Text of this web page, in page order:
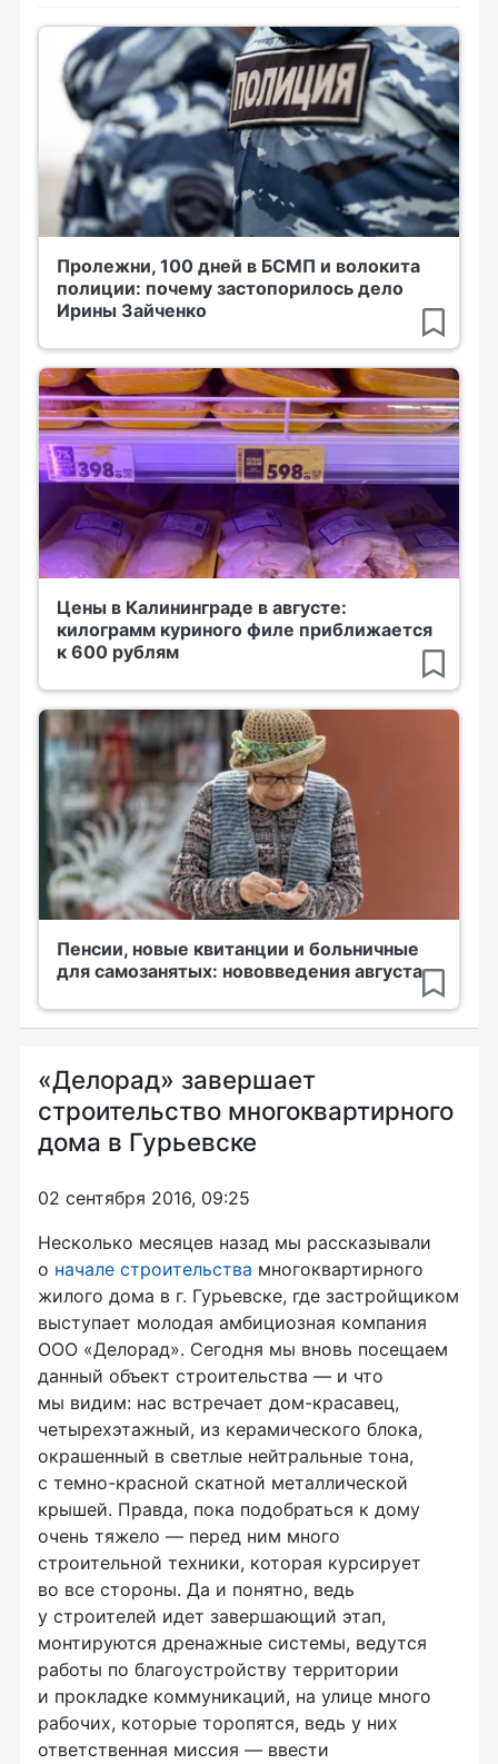
Пролежни, 100 дней в БСМП и волокита
полиции: почему застопорилось дело
Ирины Зайченко
Цены в Калининграде в августе:
килограмм куриного филе приближается
к 600 рублям
Пенсии, новые квитанции и больничные
для самозанятых: нововведения августа
«Делорад» завершает
строительство многоквартирного
дома в Гурьевске
02 сентября 2016, 09:25
Несколько месяцев назад мы рассказывали
о начале строительства многоквартирного
жилого дома в г. Гурьевске, где застройщиком
выступает молодая амбициозная компания
ООО «Делорад». Сегодня мы вновь посещаем
данный объект строительства — и что
мы видим: нас встречает дом-красавец,
четырехэтажный, из керамического блока,
окрашенный в светлые нейтральные тона,
с темно-красной скатной металлической
крышей. Правда, пока подобраться к дому
очень тяжело — перед ним много
строительной техники, которая курсирует
во все стороны. Да и понятно, ведь
у строителей идет завершающий этап,
монтируются дренажные системы, ведутся
работы по благоустройству территории
и прокладке коммуникаций, на улице много
рабочих, которые торопятся, ведь у них
ответственная миссия — ввести